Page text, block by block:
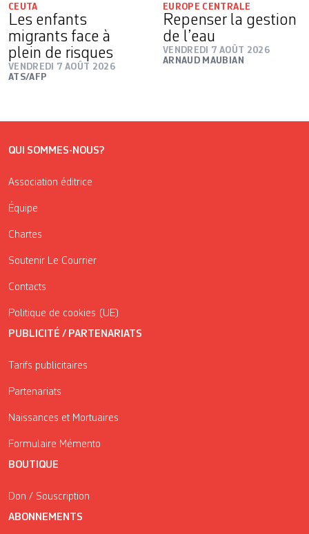
CEUTA
Les enfants
migrants face à
plein de risques
VENDREDI 7 AOÛT 2026
ATS/AFP
EUROPE CENTRALE
Repenser la gestion
de l’eau
VENDREDI 7 AOÛT 2026
ARNAUD MAUBIAN
QUI SOMMES-NOUS?
Association éditrice
Équipe
Chartes
Soutenir Le Courrier
Contacts
Politique de cookies (UE)
PUBLICITÉ / PARTENARIATS
Tarifs publicitaires
Partenariats
Naissances et Mortuaires
Formulaire Mémento
BOUTIQUE
Don / Souscription
ABONNEMENTS